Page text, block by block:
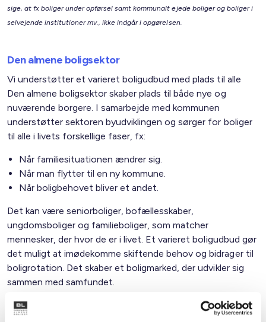
sige, at fx boliger under opførsel samt kommunalt ejede boliger og boliger i
selvejende institutioner mv., ikke indgår i opgørelsen.
Den almene boligsektor
Vi understøtter et varieret boligudbud med plads til alle
Den almene boligsektor skaber plads til både nye og
nuværende borgere. I samarbejde med kommunen
understøtter sektoren byudviklingen og sørger for boliger
til alle i livets forskellige faser, fx:
Når familiesituationen ændrer sig.
Når man flytter til en ny kommune.
Når boligbehovet bliver et andet.
Det kan være seniorboliger, bofællesskaber,
ungdomsboliger og familieboliger, som matcher
mennesker, der hvor de er i livet. Et varieret boligudbud gør
det muligt at imødekomme skiftende behov og bidrager til
boligrotation. Det skaber et boligmarked, der udvikler sig
sammen med samfundet.
Familietyper i de almene boliger i kommunen